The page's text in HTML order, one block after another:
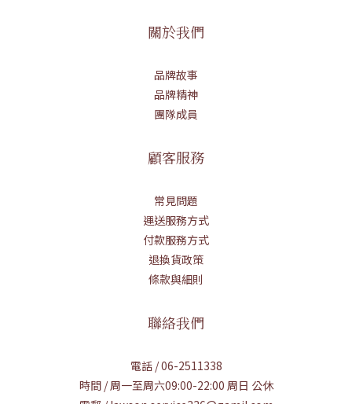
關於我們
品牌故事
品牌精神
團隊成員
顧客服務
常見問題
運送服務方式
付款服務方式
退換貨政策
條款與細則
聯絡我們
電話 / 06-2511338
時間 / 周一至周六09:00-22:00 周日 公休